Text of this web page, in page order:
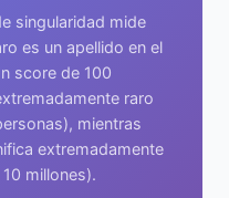
singularidad mide
es un apellido en el
score de 100
raro
mientras
extremadamente
millones).